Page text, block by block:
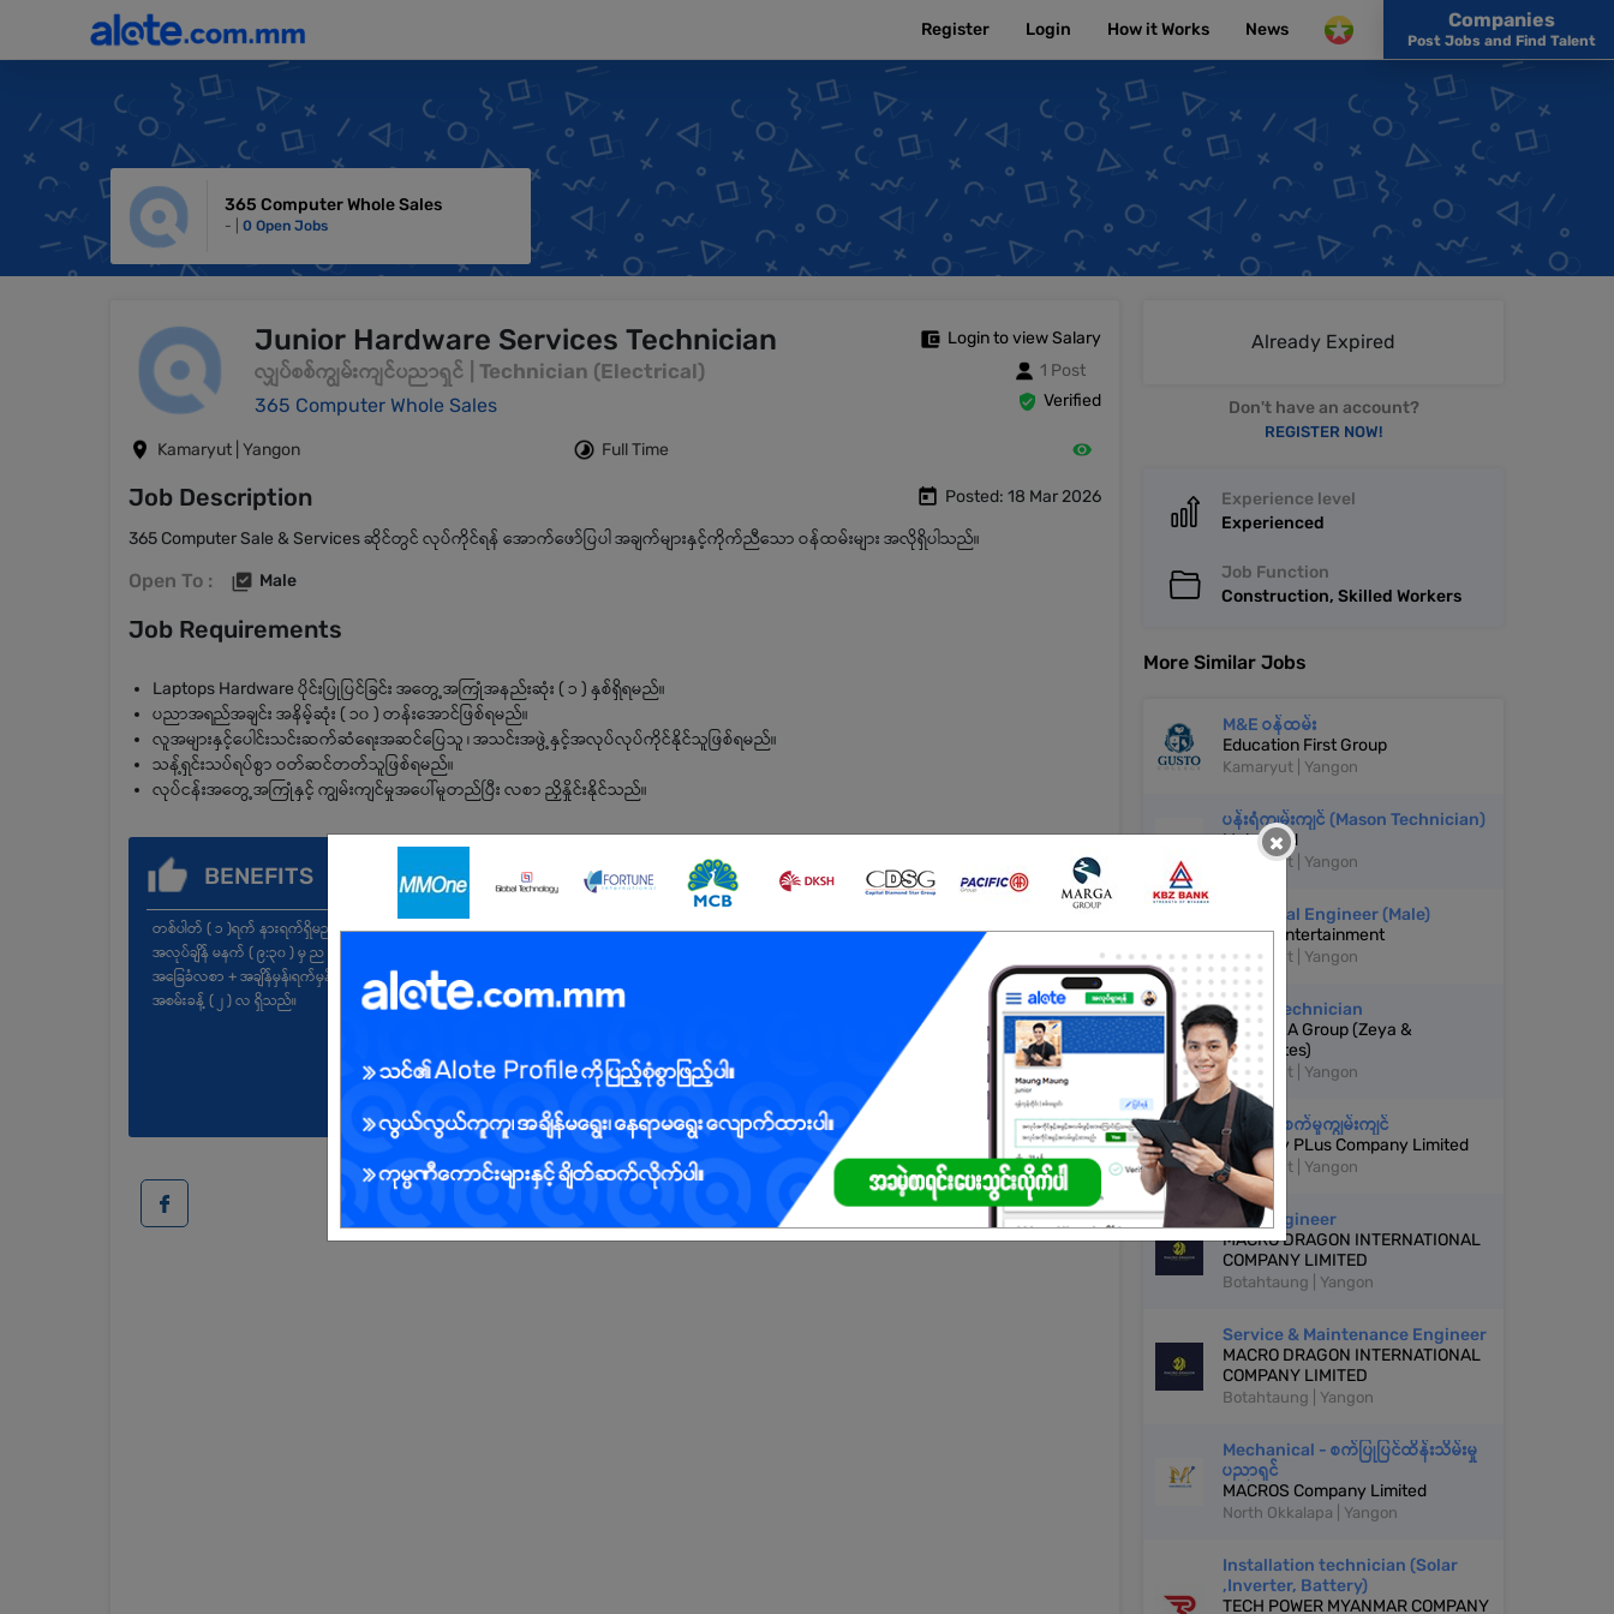
Register Login How it Works News Companies
Post Jobs and Find Talent
365 Computer Whole Sales
- | 0 Open Jobs
Junior Hardware Services Technician
လျှပ်စစ်ကျွမ်းကျင်ပညာရှင် | Technician (Electrical)
365 Computer Whole Sales
Login to view Salary
1 Post
Verified
Kamaryut | Yangon Full Time
Job Description Posted: 18 Mar 2026
365 Computer Sale & Services ဆိုင်တွင် လုပ်ကိုင်ရန် အောက်ဖော်ပြပါ အချက်များနှင့်ကိုက်ညီသော ဝန်ထမ်းများ အလိုရှိပါသည်။
Open To : Male
Job Requirements
Laptops Hardware ပိုင်းပြုပြင်ခြင်း အတွေ့အကြုံအနည်းဆုံး ( ၁ ) နှစ်ရှိရမည်။
ပညာအရည်အချင်း အနိမ့်ဆုံး ( ၁၀ ) တန်းအောင်ဖြစ်ရမည်။
လူအများနှင့်ပေါင်းသင်းဆက်ဆံရေးအဆင်ပြေသူ ၊ အသင်းအဖွဲ့နှင့်အလုပ်လုပ်ကိုင်နိုင်သူဖြစ်ရမည်။
သန့်ရှင်းသပ်ရပ်စွာ ဝတ်ဆင်တတ်သူဖြစ်ရမည်။
လုပ်ငန်းအတွေ့အကြုံနှင့် ကျွမ်းကျင်မှုအပေါ်မူတည်ပြီး လစာ ညှိနှိုင်းနိုင်သည်။
BENEFITS
တစ်ပါတ် ( ၁ )ရက် နားရက်ရှိမည်။
အလုပ်ချိန် မနက် ( ၉:၃၀ ) မှ ည ( ၆:၃၀ )
အခြေခံလစာ + အချိန်မှန်၊ရက်မှန်ကြေး
အစမ်းခန့် ( ၂ ) လ ရှိသည်။
Already Expired
Don't have an account?
REGISTER NOW!
Experience level
Experienced
Job Function
Construction, Skilled Workers
More Similar Jobs
M&E ဝန်ထမ်း
Education First Group
Kamaryut | Yangon
ပန်းရံကျွမ်းကျင် (Mason Technician)
Mahaland
Kamaryut | Yangon
Electrical Engineer (Male)
Type 7 Entertainment
Kamaryut | Yangon
ACMV Technician
RGK+Z&A Group (Zeya &
Associates)
Kamaryut | Yangon
စက်ပြင်/စက်မှုကျွမ်းကျင်
Property PLus Company Limited
Kamaryut | Yangon
Civil Engineer
MACRO DRAGON INTERNATIONAL
COMPANY LIMITED
Botahtaung | Yangon
Service & Maintenance Engineer
MACRO DRAGON INTERNATIONAL
COMPANY LIMITED
Botahtaung | Yangon
Mechanical - စက်ပြုပြင်ထိန်းသိမ်းမှု
ပညာရှင်
MACROS Company Limited
North Okkalapa | Yangon
Installation technician (Solar
,Inverter, Battery)
TECH POWER MYANMAR COMPANY
×